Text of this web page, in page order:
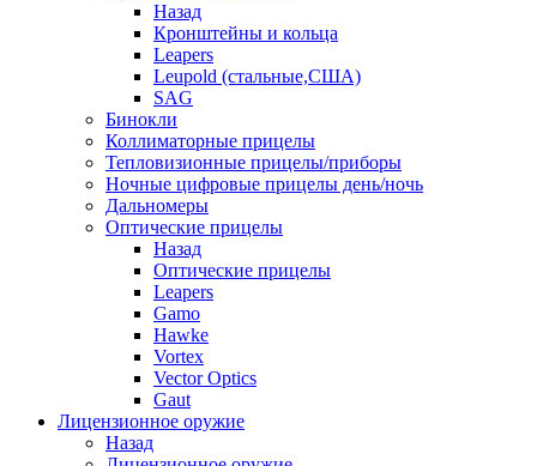
Назад
Кронштейны и кольца
Leapers
Leupold (стальные,США)
SAG
Бинокли
Коллиматорные прицелы
Тепловизионные прицелы/приборы
Ночные цифровые прицелы день/ночь
Дальномеры
Оптические прицелы
Назад
Оптические прицелы
Leapers
Gamo
Hawke
Vortex
Vector Optics
Gaut
Лицензионное оружие
Назад